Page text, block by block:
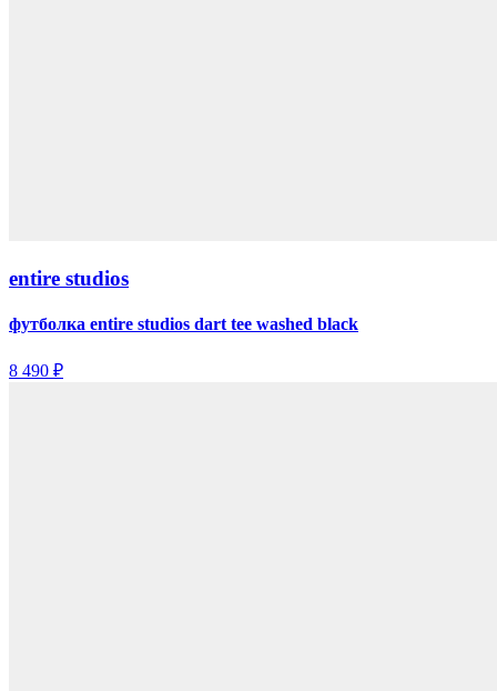
entire studios
футболка entire studios dart tee washed black
8 490 ₽